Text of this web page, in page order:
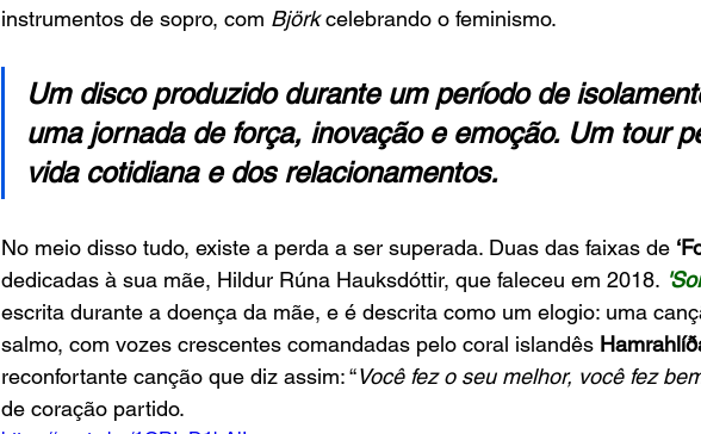
instrumentos de sopro, com Björk celebrando o feminismo.
Um disco produzido durante um período de
uma jornada de força, inovação e emoção. Um tour
vida cotidiana e dos relacionamentos.
No meio disso tudo, existe a perda a ser superada. Duas das faixas de
dedicadas à sua mãe, Hildur Rúna Hauksdóttir, que faleceu em 2018.
escrita durante a doença da mãe, e é descrita como um elogio: uma
salmo, com vozes crescentes comandadas pelo coral islandês
reconfortante canção que diz assim: “Você fez o seu melhor, você fez
de coração partido.